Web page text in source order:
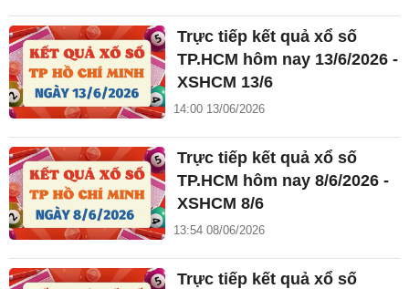
Trực tiếp kết quả xổ số
TP.HCM hôm nay 13/6/2026 -
XSHCM 13/6
14:00 13/06/2026
Trực tiếp kết quả xổ số
TP.HCM hôm nay 8/6/2026 -
XSHCM 8/6
13:54 08/06/2026
Trực tiếp kết quả xổ số